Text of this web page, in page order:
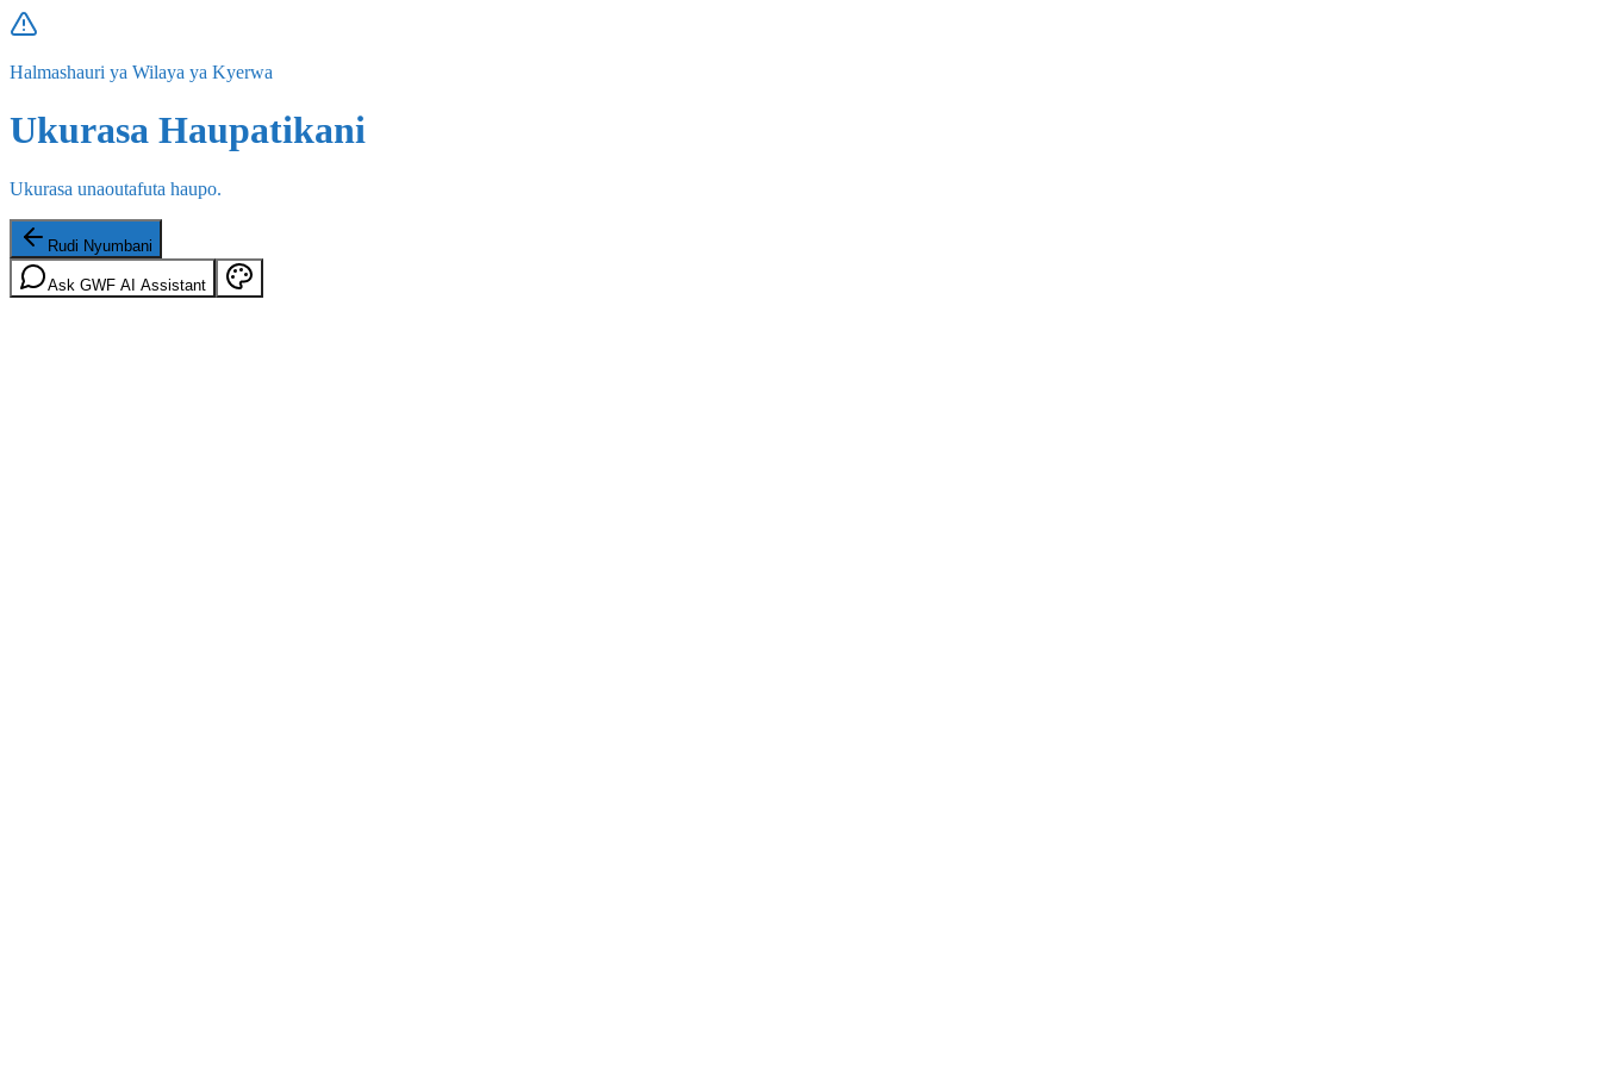
Halmashauri ya Wilaya ya Kyerwa
Ukurasa Haupatikani
Ukurasa unaoutafuta haupo.
Rudi Nyumbani
Ask GWF AI Assistant